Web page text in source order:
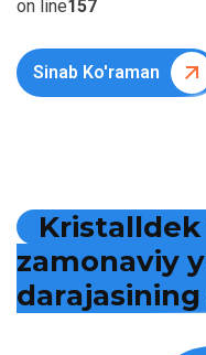
on line157
Sinab Ko'raman
Kristalldek
zamonaviy y
darajasining